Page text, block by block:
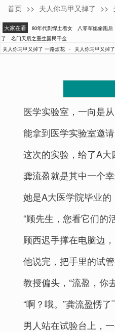
一路烦花
首页 >> 夫人你马甲又掉了 >>
大家在看 80年代剽悍土着女 八零军媳偷跑
了
名门天后之重生国民千金
夫人你马甲又掉了 一路烦花 - 夫人你马甲又掉
医学实验室，一向是从
能拿到医学实验室邀
这次的实验，给了A大
龚流盈就是其中一个
她是A大医学院毕业的
“顾先生，您看它们的
顾西迟手撑在电脑边
他说完，把手里的试
教授偏头，“流盈，你
“啊？哦。”龚流盈愣了
男人站在试验台上，